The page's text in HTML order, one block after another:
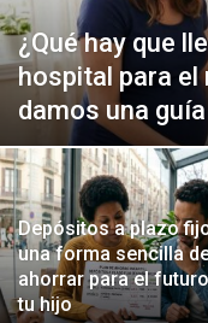
¿Qué hay que
hospital para el
damos una
Depósitos a plazo
una forma sencilla
ahorrar para el
tu hijo